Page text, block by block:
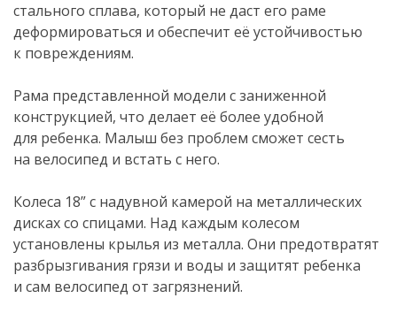
стального сплава, который не даст его раме
деформироваться и обеспечит её устойчивостью
к повреждениям.
Рама представленной модели с заниженной
конструкцией, что делает её более удобной
для ребенка. Малыш без проблем сможет сесть
на велосипед и встать с него.
Колеса 18” с надувной камерой на металлических
дисках со спицами. Над каждым колесом
установлены крылья из металла. Они предотвратят
разбрызгивания грязи и воды и защитят ребенка
и сам велосипед от загрязнений.